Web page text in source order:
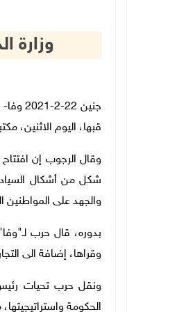
وزارة
جنين
قبها، اليوم الاثنين،
وقال الرجوب إن
شكل من أشكال
والجهد على المواطنين
بدوره، قال حرب
وقراها، إضافة الى
ونقل حرب تحيات رئيس
الحكومة